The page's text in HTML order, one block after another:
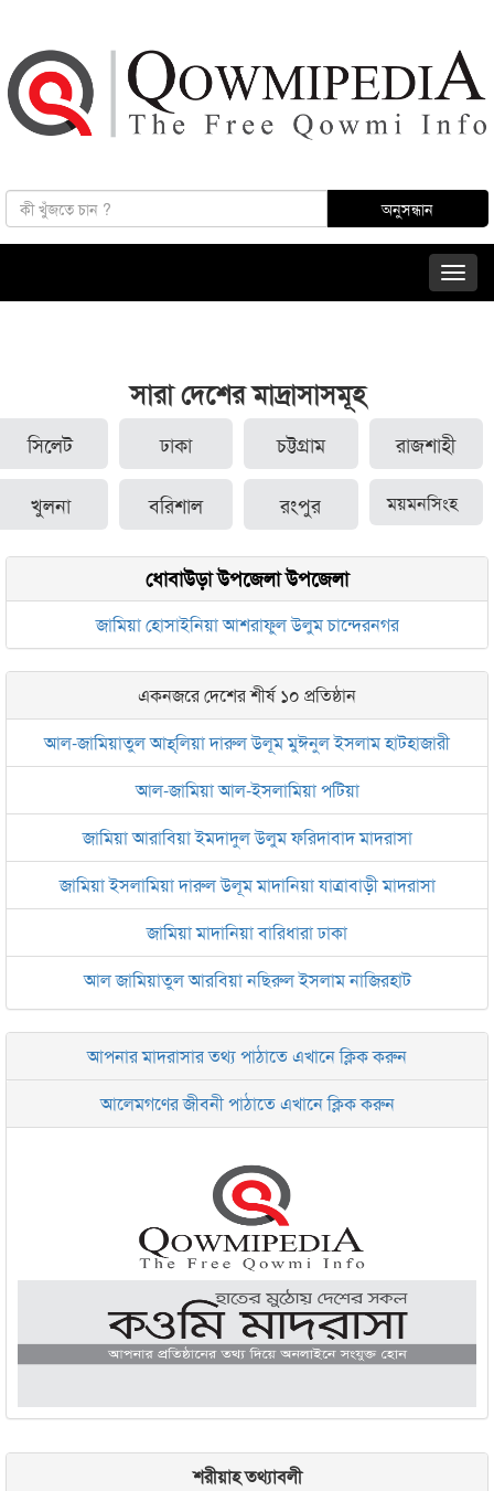
সারা দেশের মাদ্রাসাসমূহ
সিলেট ঢাকা চট্টগ্রাম রাজশাহী
খুলনা বরিশাল রংপুর ময়মনসিংহ
ধোবাউড়া উপজেলা উপজেলা
জামিয়া হোসাইনিয়া আশরাফুল উলুম চান্দেরনগর
একনজরে দেশের শীর্ষ ১০ প্রতিষ্ঠান
আল-জামিয়াতুল আহ্‌লিয়া দারুল উলূম মুঈনুল ইসলাম হাটহাজারী
আল-জামিয়া আল-ইসলামিয়া পটিয়া
জামিয়া আরাবিয়া ইমদাদুল উলুম ফরিদাবাদ মাদরাসা
জামিয়া ইসলামিয়া দারুল উলূম মাদানিয়া যাত্রাবাড়ী মাদরাসা
জামিয়া মাদানিয়া বারিধারা ঢাকা
আল জামিয়াতুল আরবিয়া নছিরুল ইসলাম নাজিরহাট
জামেয়া দারুল মা‘আরিফ আল-ইসলামিয়া চট্টগ্রাম
ইসলামিক রিসার্চ সেন্টার বাংলাদেশ বসুন্ধরা
জামেয়া আরাবিয়া রহমানিয়া, ঢাকা
জামেয়া কুরআনিয়া লালবাগ ঢাকা
আপনার মাদরাসার তথ্য পাঠাতে এখানে ক্লিক করুন
আলেমগণের জীবনী পাঠাতে এখানে ক্লিক করুন
শরীয়াহ তথ্যাবলী